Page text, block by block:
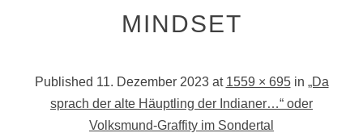
MINDSET
Published 11. Dezember 2023at 1559 × 695in „Da
sprach der alte Häuptling der Indianer…“ oder
Volksmund-Graffity im Sondertal